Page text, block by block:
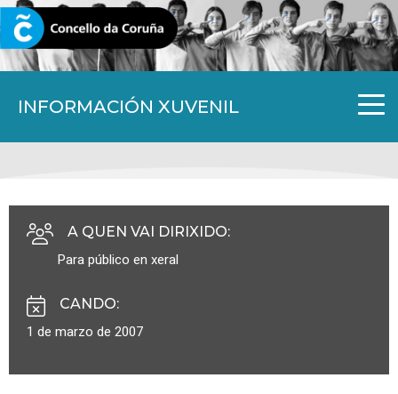
INFORMACIÓN XUVENIL
CORUNA.GAL
A QUEN VAI DIRIXIDO:
Para público en xeral
CANDO:
1 de marzo de 2007